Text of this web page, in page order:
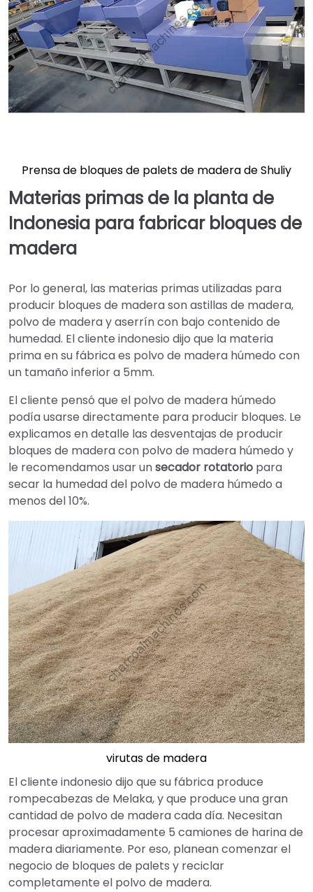
Prensa de bloques de palets de madera de Shuliy
Materias primas de la planta de
Indonesia para fabricar bloques de
madera
Por lo general, las materias primas utilizadas para
producir bloques de madera son astillas de madera,
polvo de madera y aserrín con bajo contenido de
humedad. El cliente indonesio dijo que la materia
prima en su fábrica es polvo de madera húmedo con
un tamaño inferior a 5mm.
El cliente pensó que el polvo de madera húmedo
podía usarse directamente para producir bloques. Le
explicamos en detalle las desventajas de producir
bloques de madera con polvo de madera húmedo y
le recomendamos usar unsecador rotatorio para
secar la humedad del polvo de madera húmedo a
menos del 10%.
virutas de madera
El cliente indonesio dijo que su fábrica produce
rompecabezas de Melaka, y que produce una gran
cantidad de polvo de madera cada día. Necesitan
procesar aproximadamente 5 camiones de harina de
madera diariamente. Por eso, planean comenzar el
negocio de bloques de palets y reciclar
completamente el polvo de madera.